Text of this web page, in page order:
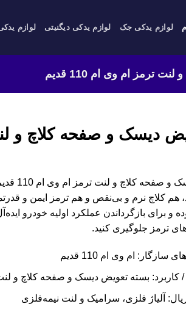
لوازم یدکی جک لوازم یدکی دیگنیتی لوازم
ام وی ام 110 قدیم
بسته
هم کلاچ نرم و بی‌نقص و هم ترمز ایمن و
و برای بازگرداندن عملکرد اولیه خودرو
ترمز جلوگیری کنید.
ام وی ام 110 قدیم
کاربرد: بسته تعویض دیسک و صفحه کلاچ و
آلیاژ فلزی، سرامیک و لنت نیمه‌فلزی